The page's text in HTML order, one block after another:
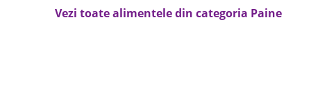
Vezi toate alimentele din categoria Paine